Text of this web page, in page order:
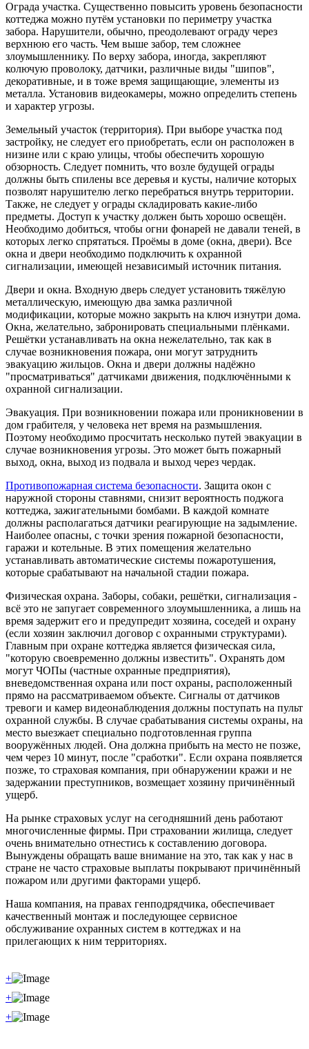
Ограда участка. Существенно повысить уровень безопасности
коттеджа можно путём установки по периметру участка
забора. Нарушители, обычно, преодолевают ограду через
верхнюю его часть. Чем выше забор, тем сложнее
злоумышленнику. По верху забора, иногда, закрепляют
колючую проволоку, датчики, различные виды "шипов",
декоративные, и в тоже время защищающие, элементы из
металла. Установив видеокамеры, можно определить степень
и характер угрозы.
Земельный участок (территория). При выборе участка под
застройку, не следует его приобретать, если он расположен в
низине или с краю улицы, чтобы обеспечить хорошую
обзорность. Следует помнить, что возле будущей ограды
должны быть спилены все деревья и кусты, наличие которых
позволят нарушителю легко перебраться внутрь территории.
Также, не следует у ограды складировать какие-либо
предметы. Доступ к участку должен быть хорошо освещён.
Необходимо добиться, чтобы огни фонарей не давали теней, в
которых легко спрятаться. Проёмы в доме (окна, двери). Все
окна и двери необходимо подключить к охранной
сигнализации, имеющей независимый источник питания.
Двери и окна. Входную дверь следует установить тяжёлую
металлическую, имеющую два замка различной
модификации, которые можно закрыть на ключ изнутри дома.
Окна, желательно, забронировать специальными плёнками.
Решётки устанавливать на окна нежелательно, так как в
случае возникновения пожара, они могут затруднить
эвакуацию жильцов. Окна и двери должны надёжно
"просматриваться" датчиками движения, подключёнными к
охранной сигнализации.
Эвакуация. При возникновении пожара или проникновении в
дом грабителя, у человека нет время на размышления.
Поэтому необходимо просчитать несколько путей эвакуации в
случае возникновения угрозы. Это может быть пожарный
выход, окна, выход из подвала и выход через чердак.
Противопожарная система безопасности. Защита окон с
наружной стороны ставнями, снизит вероятность поджога
коттеджа, зажигательными бомбами. В каждой комнате
должны располагаться датчики реагирующие на задымление.
Наиболее опасны, с точки зрения пожарной безопасности,
гаражи и котельные. В этих помещения желательно
устанавливать автоматические системы пожаротушения,
которые срабатывают на начальной стадии пожара.
Физическая охрана. Заборы, собаки, решётки, сигнализация -
всё это не запугает современного злоумышленника, а лишь на
время задержит его и предупредит хозяина, соседей и охрану
(если хозяин заключил договор с охранными структурами).
Главным при охране коттеджа является физическая сила,
"которую своевременно должны известить". Охранять дом
могут ЧОПы (частные охранные предприятия),
вневедомственная охрана или пост охраны, расположенный
прямо на рассматриваемом объекте. Сигналы от датчиков
тревоги и камер видеонаблюдения должны поступать на пульт
охранной службы. В случае срабатывания системы охраны, на
место выезжает специально подготовленная группа
вооружённых людей. Она должна прибыть на место не позже,
чем через 10 минут, после "сработки". Если охрана появляется
позже, то страховая компания, при обнаружении кражи и не
задержании преступников, возмещает хозяину причинённый
ущерб.
На рынке страховых услуг на сегодняшний день работают
многочисленные фирмы. При страховании жилища, следует
очень внимательно отнестись к составлению договора.
Вынуждены обращать ваше внимание на это, так как у нас в
стране не часто страховые выплаты покрывают причинённый
пожаром или другими факторами ущерб.
Наша компания, на правах генподрядчика, обеспечивает
качественный монтаж и последующее сервисное
обслуживание охранных систем в коттеджах и на
прилегающих к ним территориях.
+
+
+